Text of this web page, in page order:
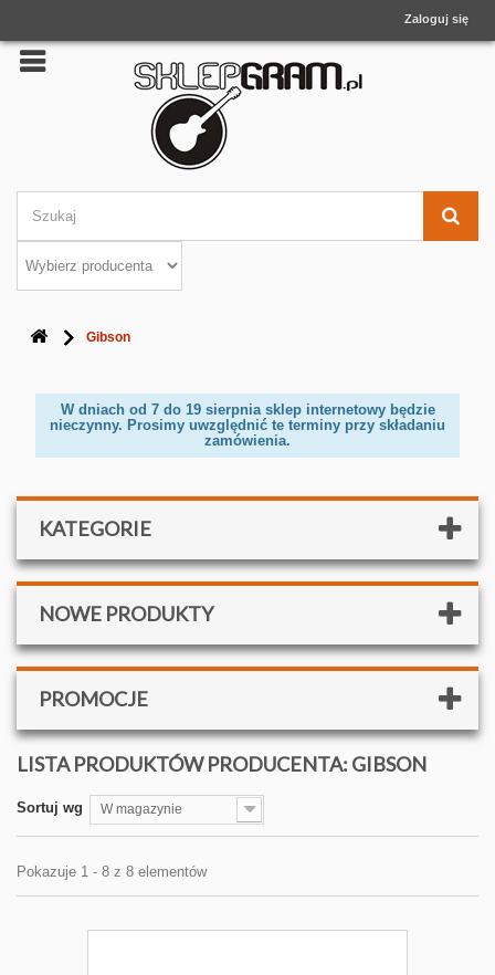
Zaloguj się
Gibson
W dniach od 7 do 19 sierpnia sklep internetowy będzie
nieczynny. Prosimy uwzględnić te terminy przy składaniu
zamówienia.
KATEGORIE
NOWE PRODUKTY
PROMOCJE
LISTA PRODUKTÓW PRODUCENTA: GIBSON
Sortuj wg W magazynie
Pokazuje 1 - 8 z 8 elementów